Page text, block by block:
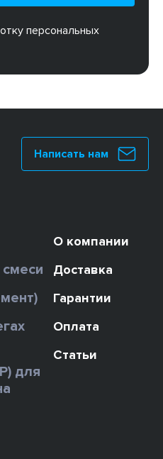
персональных
Написать нам
для
О компании
Доставка
Гарантии
Оплата
Статьи